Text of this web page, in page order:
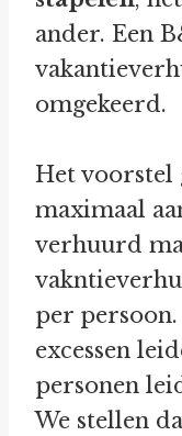
ander. Een
omgekeerd.
Het voorstel
maximaal
verhuurd
per
excessen
personen
We stellen